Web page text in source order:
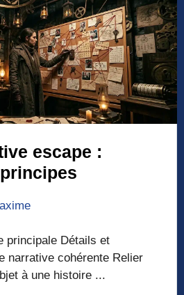
escape :
principale Détails et
narrative cohérente Relier
à une histoire ...